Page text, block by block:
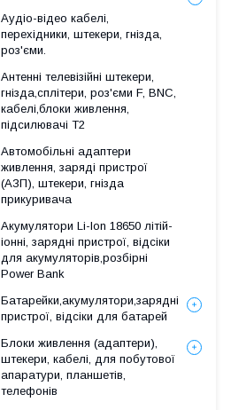
Аудіо-відео кабелі,
перехідники, штекери, гнізда,
роз'єми.
Антенні телевізійні штекери,
гнізда,сплітери, роз'єми F, BNC,
кабелі,блоки живлення,
підсилювачі Т2
Автомобільні адаптери
живлення, заряді пристрої
(АЗП), штекери, гнізда
прикуривача
Акумулятори Li-Ion 18650 літій-
іонні, зарядні пристрої, відсіки
для акумуляторів,розбірні
Power Bank
Батарейки,акумулятори,зарядні
пристрої, відсіки для батарей
Блоки живлення (адаптери),
штекери, кабелі, для побутової
апаратури, планшетів,
телефонів